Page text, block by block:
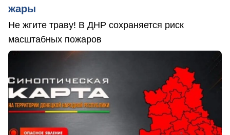
жары
Не жгите траву! В ДНР сохраняется риск
масштабных пожаров